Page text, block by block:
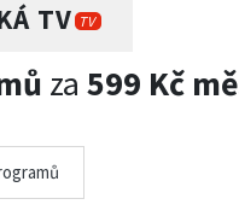
TV TV
za 599 Kč